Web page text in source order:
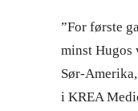
”For første
minst Hugos
Sør-
i KREA